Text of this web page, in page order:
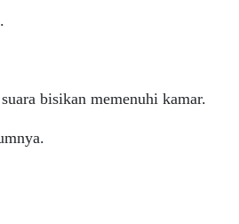
bisikan memenuhi kamar.